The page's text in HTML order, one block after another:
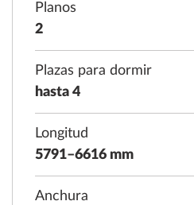
Planos
2
Plazas para dormir
hasta 4
Longitud
5791–6616 mm
Anchura